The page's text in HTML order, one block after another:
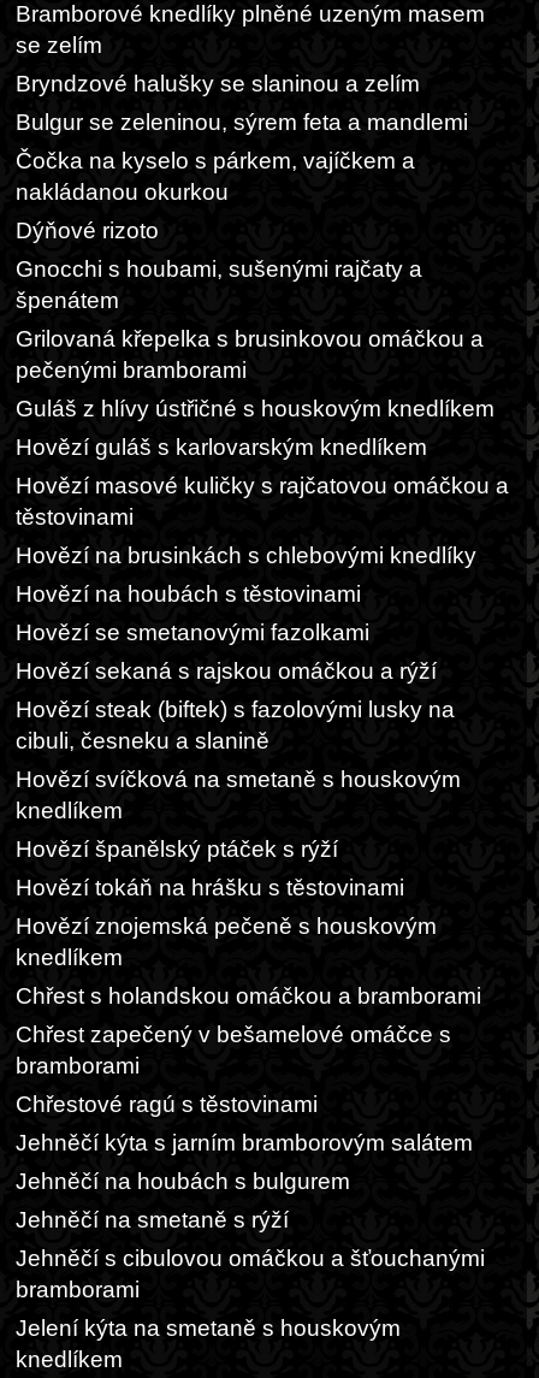
Bramborové knedlíky plněné uzeným masem
se zelím
Bryndzové halušky se slaninou a zelím
Bulgur se zeleninou, sýrem feta a mandlemi
Čočka na kyselo s párkem, vajíčkem a
nakládanou okurkou
Dýňové rizoto
Gnocchi s houbami, sušenými rajčaty a
špenátem
Grilovaná křepelka s brusinkovou omáčkou a
pečenými bramborami
Guláš z hlívy ústřičné s houskovým knedlíkem
Hovězí guláš s karlovarským knedlíkem
Hovězí masové kuličky s rajčatovou omáčkou a
těstovinami
Hovězí na brusinkách s chlebovými knedlíky
Hovězí na houbách s těstovinami
Hovězí se smetanovými fazolkami
Hovězí sekaná s rajskou omáčkou a rýží
Hovězí steak (biftek) s fazolovými lusky na
cibuli, česneku a slanině
Hovězí svíčková na smetaně s houskovým
knedlíkem
Hovězí španělský ptáček s rýží
Hovězí tokáň na hrášku s těstovinami
Hovězí znojemská pečeně s houskovým
knedlíkem
Chřest s holandskou omáčkou a bramborami
Chřest zapečený v bešamelové omáčce s
bramborami
Chřestové ragú s těstovinami
Jehněčí kýta s jarním bramborovým salátem
Jehněčí na houbách s bulgurem
Jehněčí na smetaně s rýží
Jehněčí s cibulovou omáčkou a šťouchanými
bramborami
Jelení kýta na smetaně s houskovým
knedlíkem